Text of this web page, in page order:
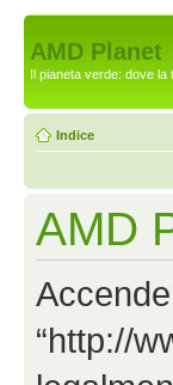
AMD Planet
Il pianeta verde: dove la
Indice
AMD
“http://